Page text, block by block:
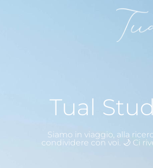
Tual
Siamo in viaggio, alla
condividere con voi. 🌙 Ci